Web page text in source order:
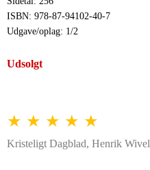
ISBN: 978-87-94102-40-7
Udgave/oplag: 1/2
Udsolgt
★ ★ ★ ★ ★
Kristeligt Dagblad, Henrik Wivel